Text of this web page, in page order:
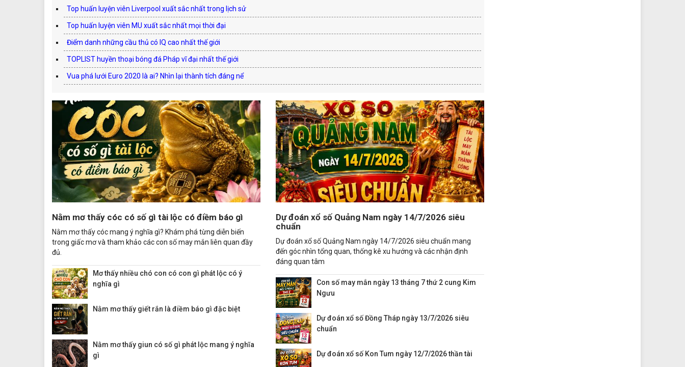
Top huấn luyện viên Liverpool xuất sắc nhất trong lịch sử
Top huấn luyện viên MU xuất sắc nhất mọi thời đại
Điểm danh những cầu thủ có IQ cao nhất thế giới
TOPLIST huyền thoại bóng đá Pháp vĩ đại nhất thế giới
Vua phá lưới Euro 2020 là ai? Nhìn lại thành tích đáng nể
Nằm mơ thấy cóc có số gì tài lộc có điềm báo gì
Nằm mơ thấy cóc mang ý nghĩa gì? Khám phá từng diễn biến
trong giấc mơ và tham khảo các con số may mắn liên quan đầy
đủ.
Mơ thấy nhiều chó con có con gì phát lộc có ý
nghĩa gì
Nằm mơ thấy giết rắn là điềm báo gì đặc biệt
Nằm mơ thấy giun có số gì phát lộc mang ý nghĩa
gì
Dự đoán xổ số Quảng Nam ngày 14/7/2026 siêu
chuẩn
Dự đoán xổ số Quảng Nam ngày 14/7/2026 siêu chuẩn mang
đến góc nhìn tổng quan, thống kê xu hướng và các nhận định
đáng quan tâm
Con số may mắn ngày 13 tháng 7 thứ 2 cung Kim
Ngưu
Dự đoán xổ số Đồng Tháp ngày 13/7/2026 siêu
chuẩn
Dự đoán xổ số Kon Tum ngày 12/7/2026 thần tài